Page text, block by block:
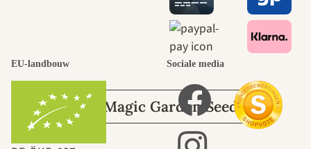
leidt door de
tuin.
Over Magic Garden Seeds
EU-landbouw Sociale media